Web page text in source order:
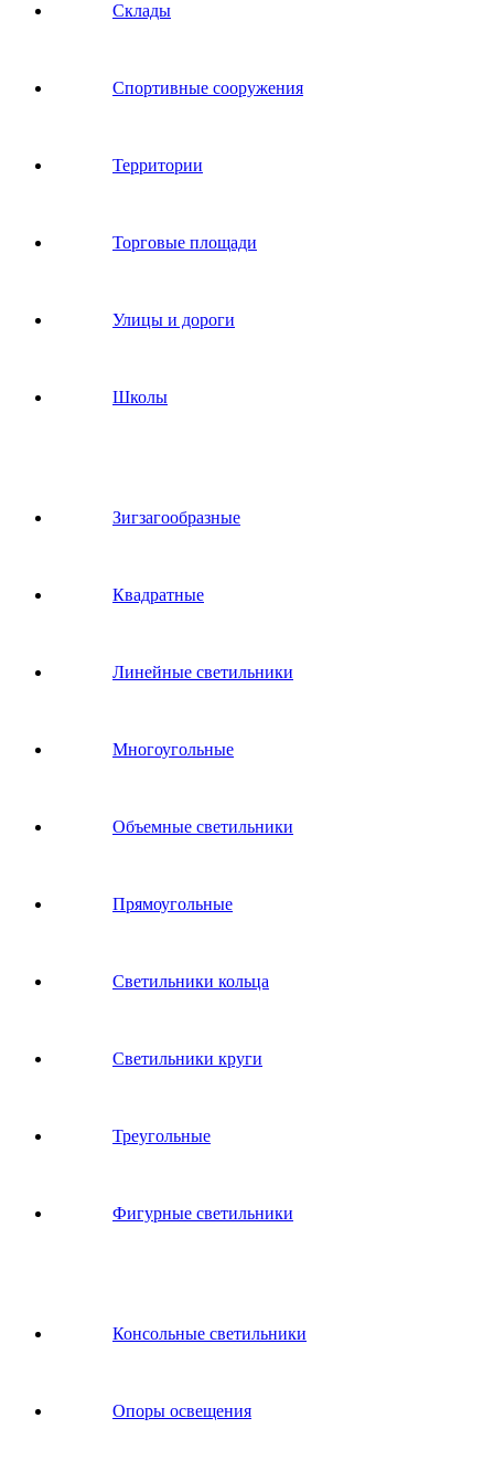
Склады
Спортивные сооружения
Территории
Торговые площади
Улицы и дороги
Школы
Зигзагообразные
Квадратные
Линейные светильники
Многоугольные
Объемные светильники
Прямоугольные
Светильники кольца
Светильники круги
Треугольные
Фигурные светильники
Консольные светильники
Опоры освещения